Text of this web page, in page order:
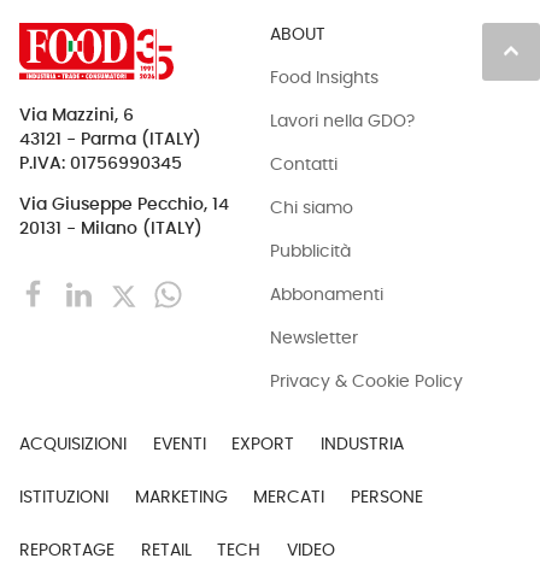
keyboard_arrow_up
Via Mazzini, 6
43121 - Parma (ITALY)
P.IVA: 01756990345
Via Giuseppe Pecchio, 14
20131 - Milano (ITALY)
ABOUT
Food Insights
Lavori nella GDO?
Contatti
Chi siamo
Pubblicità
Abbonamenti
Newsletter
Privacy & Cookie Policy
ACQUISIZIONI EVENTI EXPORT INDUSTRIA
ISTITUZIONI MARKETING MERCATI PERSONE
REPORTAGE RETAIL TECH VIDEO